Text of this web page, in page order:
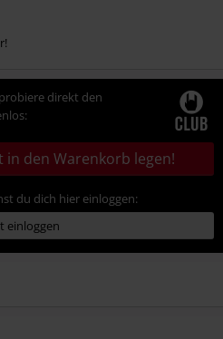
direkt den
den Warenkorb legen!
du dich hier einloggen:
einloggen